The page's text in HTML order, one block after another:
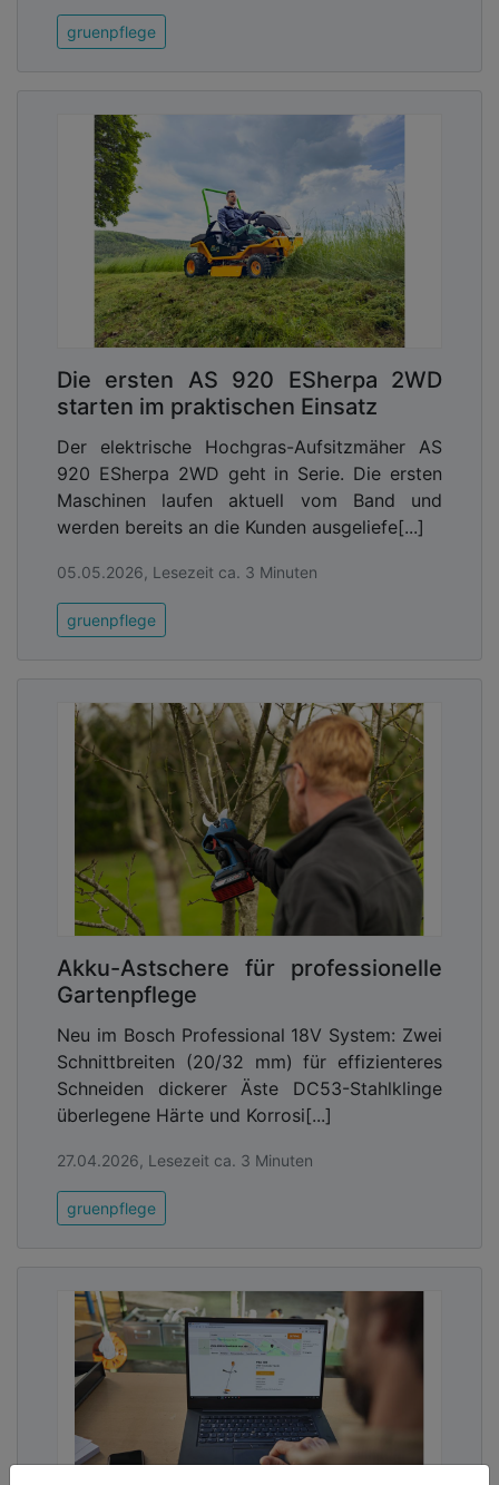
gruenpflege
Die ersten AS 920 ESherpa 2WD
starten im praktischen Einsatz
Der elektrische Hochgras-Aufsitzmäher AS
920 ESherpa 2WD geht in Serie. Die ersten
Maschinen laufen aktuell vom Band und
werden bereits an die Kunden ausgeliefe[...]
05.05.2026, Lesezeit ca. 3 Minuten
gruenpflege
Akku-Astschere für professionelle
Gartenpflege
Neu im Bosch Professional 18V System: Zwei
Schnittbreiten (20/32 mm) für effizienteres
Schneiden dickerer Äste DC53-Stahlklinge
überlegene Härte und Korrosi[...]
27.04.2026, Lesezeit ca. 3 Minuten
gruenpflege